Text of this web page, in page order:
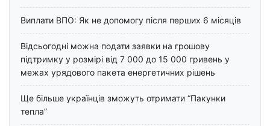
Виплати ВПО: Як не допомогу після перших 6 місяців
Відсьогодні можна подати заявки на грошову
підтримку у розмірі від 7 000 до 15 000 гривень у
межах урядового пакета енергетичних рішень
Ще більше українців зможуть отримати “Пакунки
тепла”